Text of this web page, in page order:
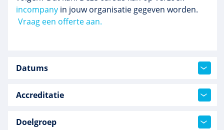
incompany in jouw organisatie gegeven worden.
Vraag een offerte aan.
Datums
Accreditatie
Doelgroep